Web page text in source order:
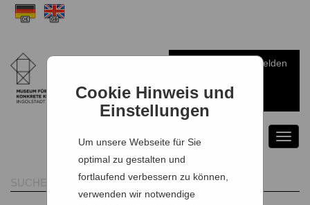
Cookie Hinweis und
Einstellungen
Um unsere Webseite für Sie
optimal zu gestalten und
fortlaufend verbessern zu können,
verwenden wir notwendige
Anmelden